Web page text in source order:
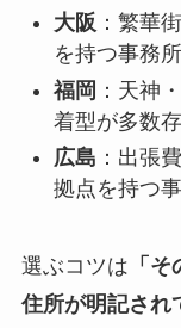
大阪 ：繁華
を持つ事務
福岡 ：天神
着型が多数
広島 ：出張
拠点を持つ
選ぶコツは 「
住所が明記され